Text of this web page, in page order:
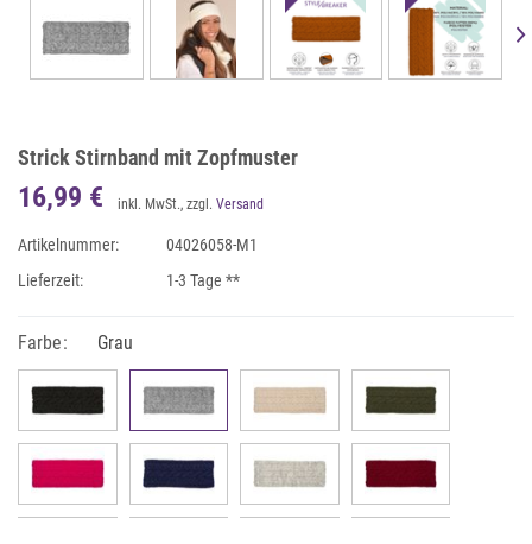
Strick Stirnband mit Zopfmuster
16,99 € inkl. MwSt., zzgl. Versand
Artikelnummer:
04026058-M1
Lieferzeit:
1-3 Tage **
Farbe: Grau